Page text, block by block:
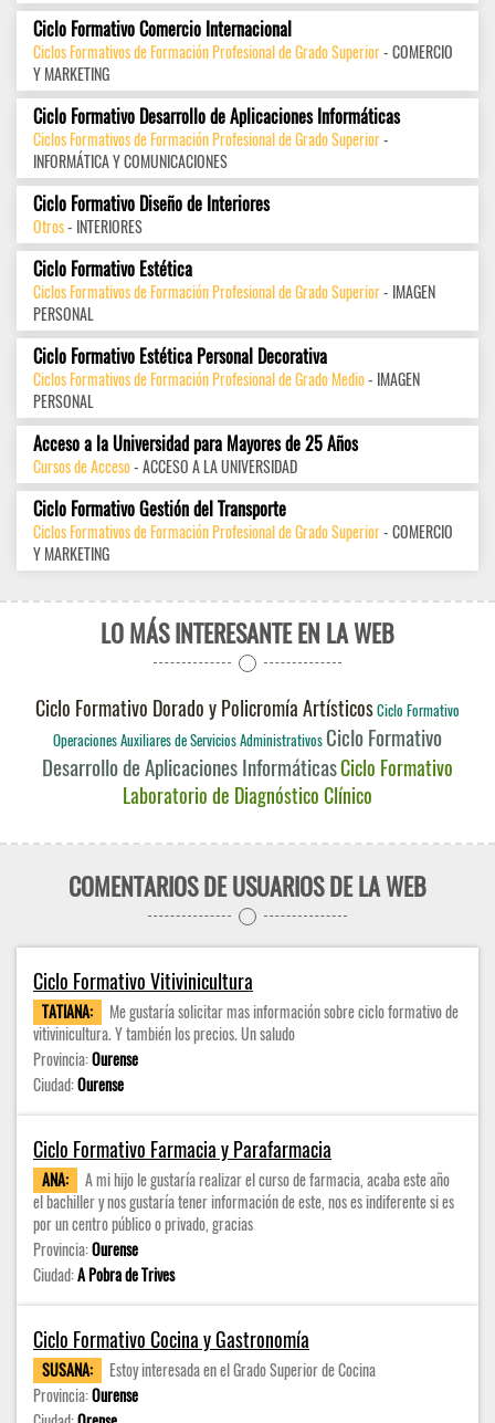
Ciclo Formativo Comercio Internacional
Ciclos Formativos de Formación Profesional de Grado Superior- COMERCIO
Y MARKETING
Ciclo Formativo Desarrollo de Aplicaciones Informáticas
Ciclos Formativos de Formación Profesional de Grado Superior-
INFORMÁTICA Y COMUNICACIONES
Ciclo Formativo Diseño de Interiores
Otros- INTERIORES
Ciclo Formativo Estética
Ciclos Formativos de Formación Profesional de Grado Superior- IMAGEN
PERSONAL
Ciclo Formativo Estética Personal Decorativa
Ciclos Formativos de Formación Profesional de Grado Medio- IMAGEN
PERSONAL
Acceso a la Universidad para Mayores de 25 Años
Cursos de Acceso- ACCESO A LA UNIVERSIDAD
Ciclo Formativo Gestión del Transporte
Ciclos Formativos de Formación Profesional de Grado Superior- COMERCIO
Y MARKETING
LO MÁS INTERESANTE EN LA WEB
Ciclo Formativo Dorado y Policromía ArtísticosCiclo Formativo
Operaciones Auxiliares de Servicios Administrativos Ciclo Formativo
Desarrollo de Aplicaciones InformáticasCiclo Formativo
Laboratorio de Diagnóstico Clínico
COMENTARIOS DE USUARIOS DE LA WEB
Ciclo Formativo Vitivinicultura
TATIANA:
Me gustaría solicitar mas información sobre ciclo formativo de
vitivinicultura. Y también los precios. Un saludo
Provincia:Ourense
Ciudad:Ourense
Ciclo Formativo Farmacia y Parafarmacia
ANA:
A mi hijo le gustaría realizar el curso de farmacia, acaba este año
el bachiller y nos gustaría tener información de este, nos es indiferente si es
por un centro público o privado, gracias
Provincia:Ourense
Ciudad:A Pobra de Trives
Ciclo Formativo Cocina y Gastronomía
SUSANA:
Estoy interesada en el Grado Superior de Cocina
Provincia:Ourense